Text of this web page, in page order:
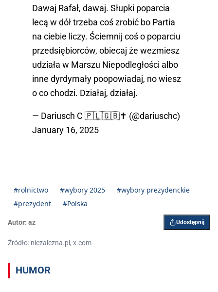
Dawaj Rafał, dawaj. Słupki poparcia
lecą w dół trzeba coś zrobić bo Partia
na ciebie liczy. Ściemnij coś o poparciu
przedsiębiorców, obiecaj że wezmiesz
udziała w Marszu Niepodległości albo
inne dyrdymały poopowiadaj, no wiesz
o co chodzi. Działaj, działaj.
— Dariusch C 🇵🇱🇬🇧✝️ (@dariuschc)
January 16, 2025
#rolnictwo #wybory 2025
#wybory prezydenckie
#prezydent
#Polska
Autor: az Udostępnij
Źródło: niezalezna.pl, x.com
HUMOR